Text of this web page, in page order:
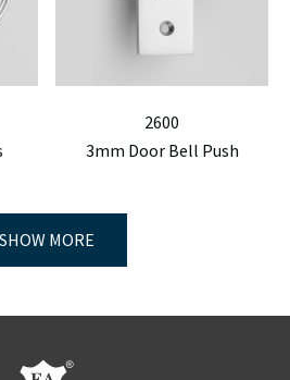
2600
3mm Door Bell Push
SHOW MORE